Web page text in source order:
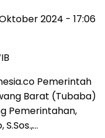
2024 - 17:06
Pemerintah
Barat (Tubaba)
Pemerintahan,